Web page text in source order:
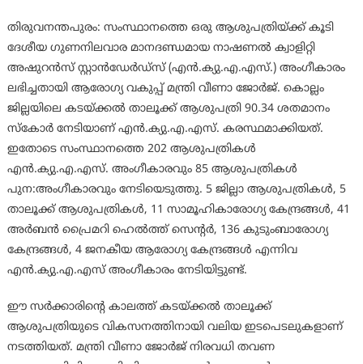
തിരുവനന്തപുരം: സംസ്ഥാനത്തെ ഒരു ആശുപത്രിയ്ക്ക് കൂടി
ദേശീയ ഗുണനിലവാര മാനദണ്ഡമായ നാഷണല്‍ ക്വാളിറ്റി
അഷുറന്‍സ് സ്റ്റാന്‍ഡേര്‍ഡ്‌സ് (എന്‍.ക്യു.എ.എസ്.) അംഗീകാരം
ലഭിച്ചതായി ആരോഗ്യ വകുപ്പ് മന്ത്രി വീണാ ജോര്‍ജ്. കൊല്ലം
ജില്ലയിലെ കടയ്ക്കല്‍ താലൂക്ക് ആശുപത്രി 90.34 ശതമാനം
സ്‌കോര്‍ നേടിയാണ് എന്‍.ക്യു.എ.എസ്. കരസ്ഥമാക്കിയത്.
ഇതോടെ സംസ്ഥാനത്തെ 202 ആശുപത്രികള്‍
എന്‍.ക്യു.എ.എസ്. അംഗീകാരവും 85 ആശുപത്രികള്‍
പുന:അംഗീകാരവും നേടിയെടുത്തു. 5 ജില്ലാ ആശുപത്രികള്‍, 5
താലൂക്ക് ആശുപത്രികള്‍, 11 സാമൂഹികാരോഗ്യ കേന്ദ്രങ്ങള്‍, 41
അര്‍ബന്‍ പ്രൈമറി ഹെല്‍ത്ത് സെന്റര്‍, 136 കുടുംബാരോഗ്യ
കേന്ദ്രങ്ങള്‍, 4 ജനകീയ ആരോഗ്യ കേന്ദ്രങ്ങള്‍ എന്നിവ
എന്‍.ക്യു.എ.എസ് അംഗീകാരം നേടിയിട്ടുണ്ട്.
ഈ സര്‍ക്കാരിന്റെ കാലത്ത് കടയ്ക്കല്‍ താലൂക്ക്
ആശുപത്രിയുടെ വികസനത്തിനായി വലിയ ഇടപെടലുകളാണ്
നടത്തിയത്. മന്ത്രി വീണാ ജോര്‍ജ് നിരവധി തവണ